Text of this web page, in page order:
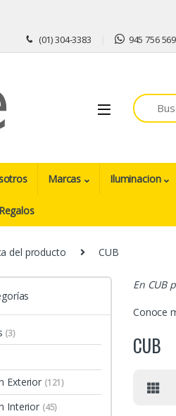
(01) 304-3383 945 756 569
Marcas Iluminacion
Regalos
del producto CUB
En CUB
Conoce
CUB
(3)
Exterior (121)
Interior (45)